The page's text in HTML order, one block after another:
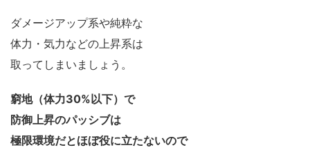
ダメージアップ系や純粋な
体力・気力などの上昇系は
取ってしまいましょう。
窮地（体力30%以下）で
防御上昇のパッシブは
極限環境だとほぼ役に立たないので